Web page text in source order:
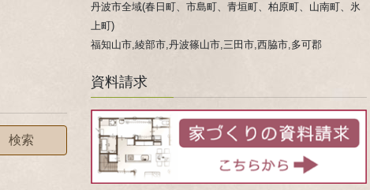
丹波市全域(春日町、市島町、青垣町、柏原町、山南町、氷
上町)
福知山市,綾部市,丹波篠山市,三田市,西脇市,多可郡
資料請求